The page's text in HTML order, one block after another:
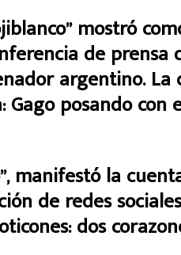
mostró
de prensa
argentino. La
posando con
manifestó la
de redes
dos